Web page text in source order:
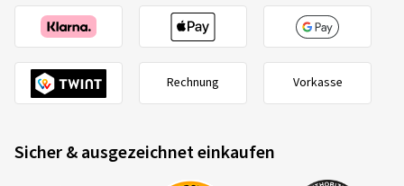
Rechnung Vorkasse
Sicher & ausgezeichnet einkaufen